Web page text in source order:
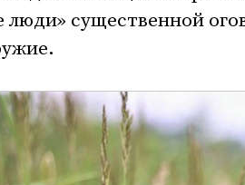
существенной